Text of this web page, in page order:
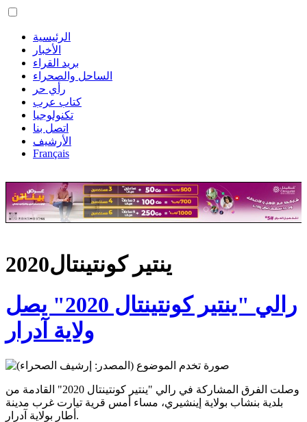
الرئيسية
الأخبار
بريد القراء
الساحل والصحراء
رأي حر
كتاب عرب
تكنولوجيا
اتصل بنا
الأرشيف
Français
ينتير كونتينتال2020
رالي "ينتير كونتينتال 2020" يصل
ولاية آدرار
وصلت الفرق المشاركة في رالي "ينتير كونتينتال 2020" القادمة من
بلدية بنشاب بولاية إينشيري، مساء أمس قرية تيارت غرب مدينة
أطار بولاية آدرار.